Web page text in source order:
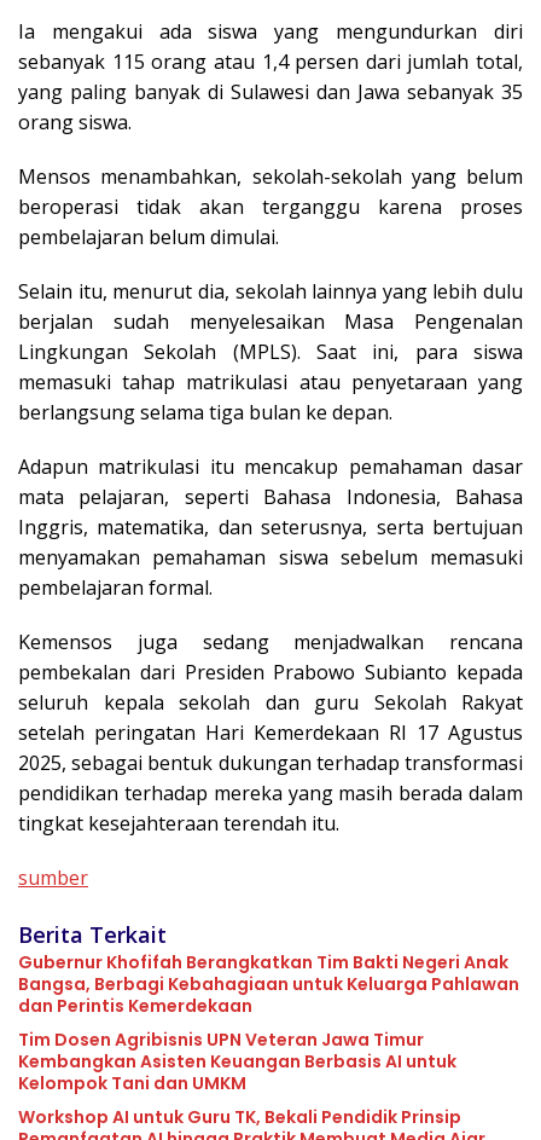
Ia mengakui ada siswa yang mengundurkan diri
sebanyak 115 orang atau 1,4 persen dari jumlah total,
yang paling banyak di Sulawesi dan Jawa sebanyak 35
orang siswa.
Mensos menambahkan, sekolah-sekolah yang belum
beroperasi tidak akan terganggu karena proses
pembelajaran belum dimulai.
Selain itu, menurut dia, sekolah lainnya yang lebih dulu
berjalan sudah menyelesaikan Masa Pengenalan
Lingkungan Sekolah (MPLS). Saat ini, para siswa
memasuki tahap matrikulasi atau penyetaraan yang
berlangsung selama tiga bulan ke depan.
Adapun matrikulasi itu mencakup pemahaman dasar
mata pelajaran, seperti Bahasa Indonesia, Bahasa
Inggris, matematika, dan seterusnya, serta bertujuan
menyamakan pemahaman siswa sebelum memasuki
pembelajaran formal.
Kemensos juga sedang menjadwalkan rencana
pembekalan dari Presiden Prabowo Subianto kepada
seluruh kepala sekolah dan guru Sekolah Rakyat
setelah peringatan Hari Kemerdekaan RI 17 Agustus
2025, sebagai bentuk dukungan terhadap transformasi
pendidikan terhadap mereka yang masih berada dalam
tingkat kesejahteraan terendah itu.
sumber
Berita Terkait
Gubernur Khofifah Berangkatkan Tim Bakti Negeri Anak
Bangsa, Berbagi Kebahagiaan untuk Keluarga Pahlawan
dan Perintis Kemerdekaan
Tim Dosen Agribisnis UPN Veteran Jawa Timur
Kembangkan Asisten Keuangan Berbasis AI untuk
Kelompok Tani dan UMKM
Workshop AI untuk Guru TK, Bekali Pendidik Prinsip